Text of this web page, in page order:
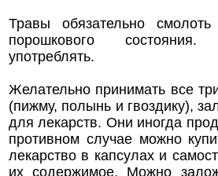
Травы обязательно
порошкового
употреблять.
Желательно принимать все
(пижму, полынь и гвоздику),
для лекарств. Они иногда
противном случае можно
лекарство в капсулах и
их содержимое. Можно